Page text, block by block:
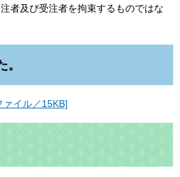
者及び受注者を拘束するものではな
イル／15KB]